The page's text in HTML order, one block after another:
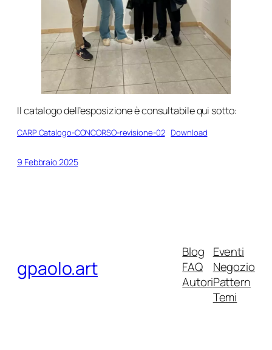
Il catalogo dell’esposizione è consultabile qui sotto:
CARP Catalogo-CONCORSO-revisione-02 Download
9 Febbraio 2025
gpaolo.art
Blog
FAQ
Autori
Eventi
Negozio
Pattern
Temi